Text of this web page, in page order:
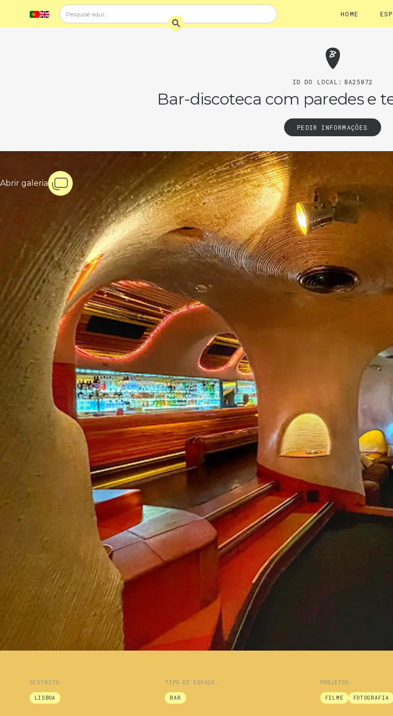
HOME
ID DO LOCAL: BA25072
Bar-discoteca com paredes e
PEDIR INFORMAÇÕES
Abrir galeria
DISTRITO:
LISBOA
TIPO DE ESPAÇO:
BAR
PROJETOS:
FILME FOTOGRAFIA